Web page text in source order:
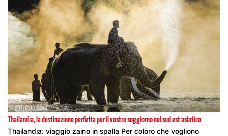
Thailandia, la destinazione perfetta per il vostro soggiorno nel sud est asiatico
Thailandia: viaggio zaino in spalla Per coloro che vogliono